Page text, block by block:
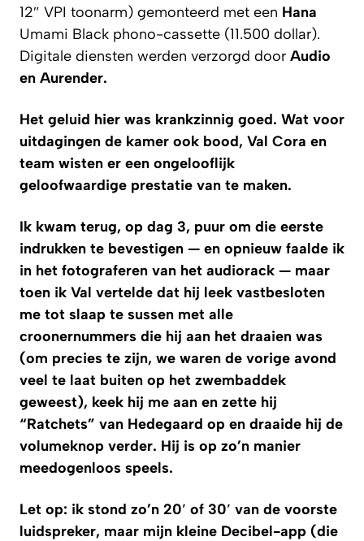
12″ VPI toonarm) gemonteerd met een Hana
Umami Black phono-cassette (11.500 dollar).
Digitale diensten werden verzorgd door Audio
en Aurender.
Het geluid hier was krankzinnig goed. Wat voor
uitdagingen de kamer ook bood, Val Cora en
team wisten er een ongelooflijk
geloofwaardige prestatie van te maken.
Ik kwam terug, op dag 3, puur om die eerste
indrukken te bevestigen — en opnieuw faalde ik
in het fotograferen van het audiorack — maar
toen ik Val vertelde dat hij leek vastbesloten
me tot slaap te sussen met alle
croonernummers die hij aan het draaien was
(om precies te zijn, we waren de vorige avond
veel te laat buiten op het zwembaddek
geweest), keek hij me aan en zette hij
“Ratchets” van Hedegaard op en draaide hij de
volumeknop verder. Hij is op zo’n manier
meedogenloos speels.
Let op: ik stond zo’n 20′ of 30′ van de voorste
luidspreker, maar mijn kleine Decibel-app (die